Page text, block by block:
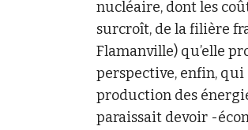
nucléaire, dont les
surcroît, de la filière
Flamanville) qu’elle
perspective, enfin, qui
production des
paraissait devoir -